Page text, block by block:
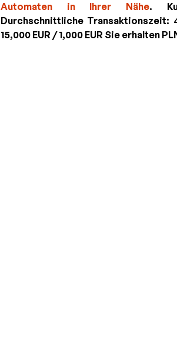
Automaten in Ihrer Nähe.
Durchschnittliche Transaktionszeit:
15,000 EUR / 1,000 EUR Sie erhalten